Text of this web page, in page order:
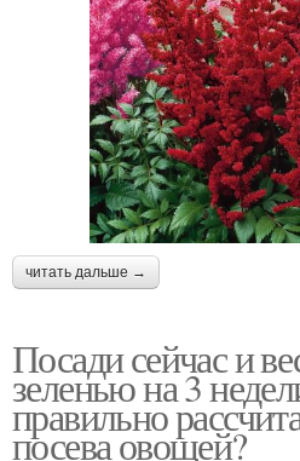
читать дальше →
Посади сейчас и
зеленью на 3
правильно
посева овощей?